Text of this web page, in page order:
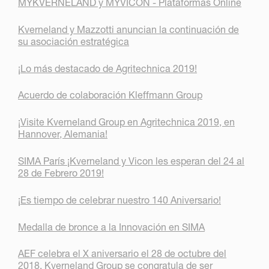
Kverneland y Mazzotti anuncian la continuación de
su asociación estratégica
¡Lo más destacado de Agritechnica 2019!
Acuerdo de colaboración Kleffmann Group
¡Visite Kverneland Group en Agritechnica 2019, en
Hannover, Alemania!
SIMA París ¡Kverneland y Vicon les esperan del 24 al
28 de Febrero 2019!
¡Es tiempo de celebrar nuestro 140 Aniversario!
Medalla de bronce a la Innovación en SIMA
AEF celebra el X aniversario el 28 de octubre del
2018. Kverneland Group se congratula de ser